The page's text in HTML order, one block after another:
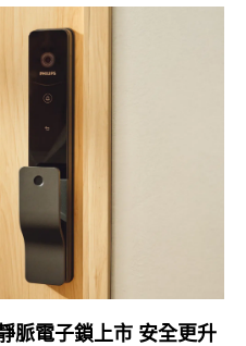
脈電子鎖上市 安全更升